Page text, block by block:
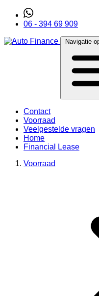
06 - 394 69 909
Navigatie
Contact
Voorraad
Veelgestelde vragen
Home
Financial Lease
Voorraad